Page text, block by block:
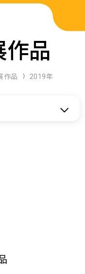
作品
作品 2019年